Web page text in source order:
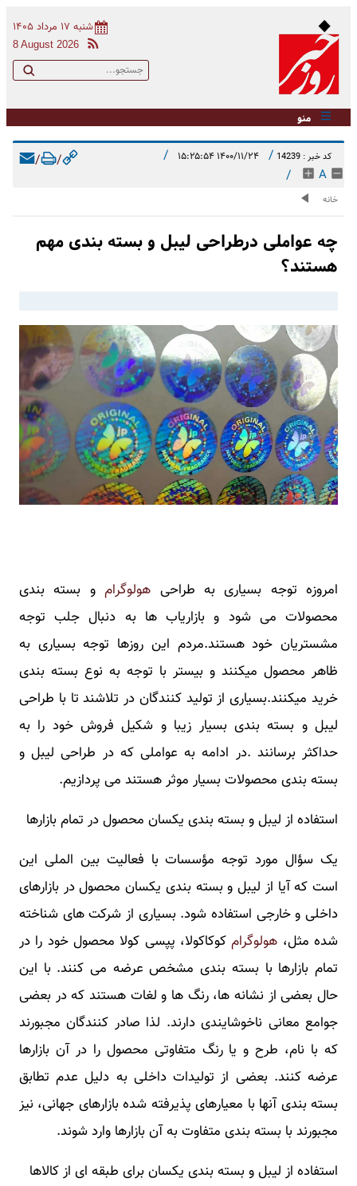
شنبه ۱۷ مرداد ۱۴۰۵
8 August 2026
منو
کد خبر : 14239 / ۱۴۰۰/۱۱/۲۴ ۱۵:۲۵:۵۴ /
A
/
/
/
خانه
چه عواملی درطراحی لیبل و بسته بندی مهم
هستند؟
امروزه توجه بسیاری به طراحی هولوگرامو بسته بندی
محصولات می شود و بازاریاب ها به دنبال جلب توجه
مشستریان خود هستند.مردم این روزها توجه بسیاری به
ظاهر محصول میکنند و بیستر با توجه به نوع بسته بندی
خرید میکنند.بسیاری از تولید کنندگان در تلاشند تا با طراحی
لیبل و بسته بندی بسیار زیبا و شکیل فروش خود را به
حداکثر برسانند .در ادامه به عواملی که در طراحی لیبل و
بسته بندی محصولات بسیار موثر هستند می پردازیم.
استفاده از لیبل و بسته بندی یکسان محصول در تمام بازارها
یک سؤال مورد توجه مؤسسات با فعالیت بین الملی این
است که آیا از لیبل و بسته بندی یکسان محصول در بازارهای
داخلی و خارجی استفاده شود. بسیاری از شرکت های شناخته
شده مثل، هولوگرامکوکاکولا، پپسی کولا محصول خود را در
تمام بازارها با بسته بندی مشخص عرضه می کنند. با این
حال بعضی از نشانه ها، رنگ ها و لغات هستند که در بعضی
جوامع معانی ناخوشایندی دارند. لذا صادر کنندگان مجبورند
که با نام، طرح و یا رنگ متفاوتی محصول را در آن بازارها
عرضه کنند. بعضی از تولیدات داخلی به دلیل عدم تطابق
بسته بندی آنها با معیارهای پذیرفته شده بازارهای جهانی، نیز
مجبورند با بسته بندی متفاوت به آن بازارها وارد شوند.
استفاده از لیبل و بسته بندی یکسان برای طبقه ای از کالاها